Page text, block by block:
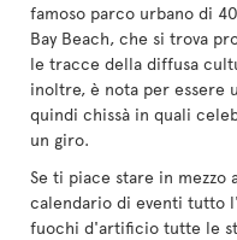
famoso parco urbano di
Bay Beach, che si trova
le tracce della diffusa
inoltre, è nota per essere
quindi chissà in quali
un giro.
Se ti piace stare in mezzo
calendario di eventi tutto
fuochi d'artificio tutte le